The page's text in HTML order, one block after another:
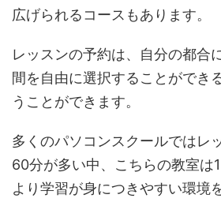
広げられるコースもあります。
レッスンの予約は、自分の都合
間を自由に選択することができ
うことができます。
多くのパソコンスクールではレ
60分が多い中、こちらの教室は
より学習が身につきやすい環境